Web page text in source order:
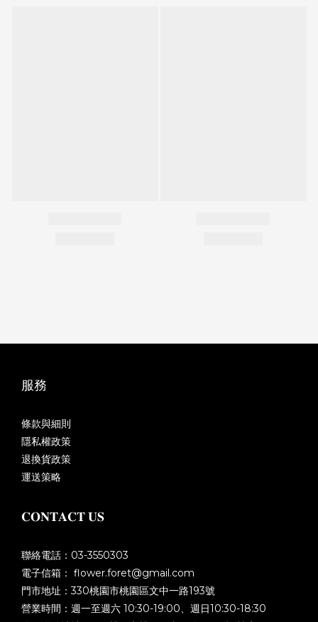
服務
條款與細則
隱私權政策
退換貨政策
運送策略
𝐂𝐎𝐍𝐓𝐀𝐂𝐓 𝐔𝐒
聯絡電話：03-3550303
電子信箱： flower.foret@gmail.com
門市地址：330桃園市桃園區文中一路193號
營業時間：週一至週六 10:30-19:00、週日10:30-18:30